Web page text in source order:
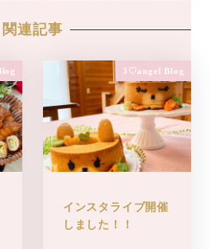
関連記事
3♡angel Blog
インスタライブ開催
しました！！